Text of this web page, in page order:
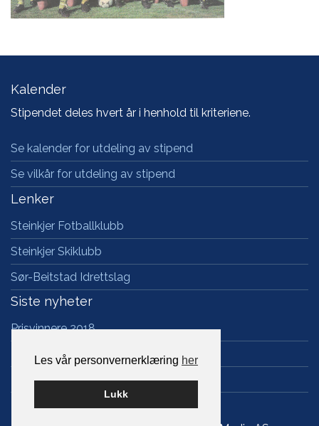
Les vår personvernerklæring her
Lukk
Kalender
Stipendet deles hvert år i henhold til kriteriene.
Se kalender for utdeling av stipend
Se vilkår for utdeling av stipend
Lenker
Steinkjer Fotballklubb
Steinkjer Skiklubb
Sør-Beitstad Idrettslag
Siste nyheter
Prisvinnere 2018
Prisvinnere 2017
Prisvinnere 2016